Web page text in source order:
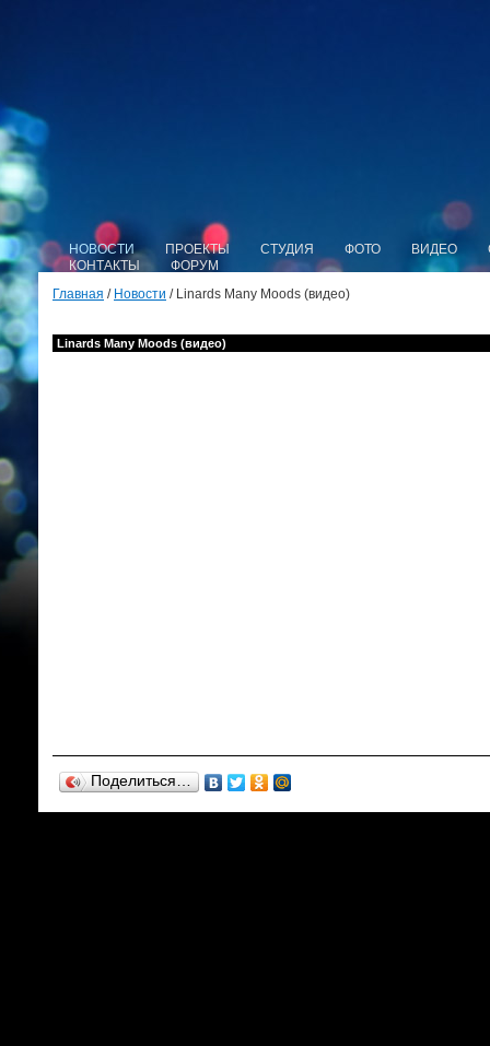
НОВОСТИ ПРОЕКТЫ СТУДИЯ ФОТО ВИДЕО
КОНТАКТЫ
ФОРУМ
Главная / Новости / Linards Many Moods (видео)
Linards Many Moods (видео)
Поделиться…